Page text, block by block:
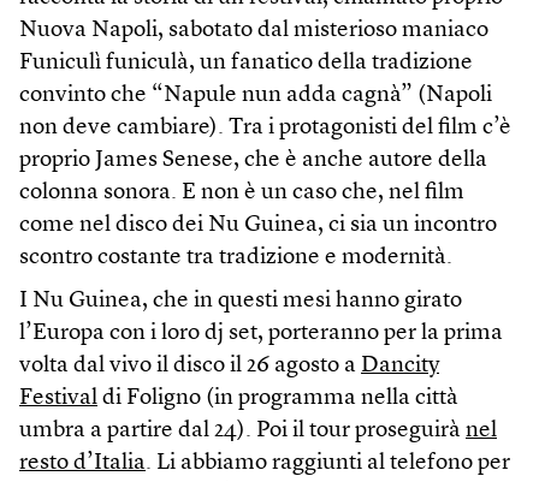
Nuova Napoli, sabotato dal misterioso maniaco
Funiculì funiculà, un fanatico della tradizione
convinto che “Napule nun adda cagnà” (Napoli
non deve cambiare). Tra i protagonisti del film c’è
proprio James Senese, che è anche autore della
colonna sonora. E non è un caso che, nel film
come nel disco dei Nu Guinea, ci sia un incontro
scontro costante tra tradizione e modernità.
I Nu Guinea, che in questi mesi hanno girato
l’Europa con i loro dj set, porteranno per la prima
volta dal vivo il disco il 26 agosto a Dancity
Festival di Foligno (in programma nella città
umbra a partire dal 24). Poi il tour proseguirà nel
resto d’Italia. Li abbiamo raggiunti al telefono per